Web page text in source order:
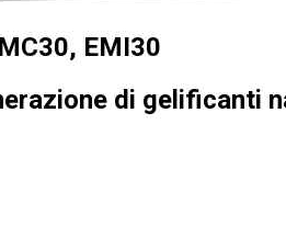
EMI30
di gelificanti